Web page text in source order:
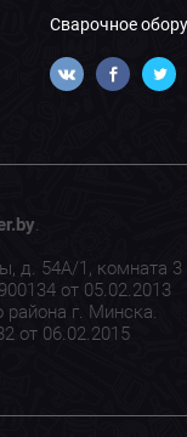
Сварочное
.
д. 54А/1, комната 3
от 05.02.2013
г. Минска.
от 06.02.2015